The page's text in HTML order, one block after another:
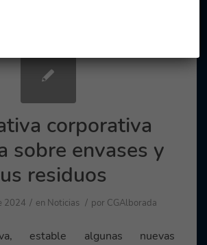
corporativa
sobre envases y
residuos
2024 / en Noticias / por CGAlborada
estable algunas nuevas